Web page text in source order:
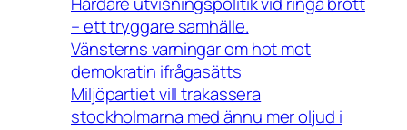
– ett tryggare samhälle.
Vänsterns varningar om hot mot
demokratin ifrågasätts
Miljöpartiet vill trakassera
stockholmarna med ännu mer oljud i